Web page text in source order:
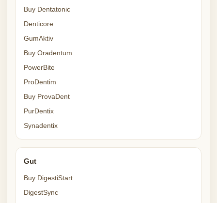
Buy Dentatonic
Denticore
GumAktiv
Buy Oradentum
PowerBite
ProDentim
Buy ProvaDent
PurDentix
Synadentix
Gut
Buy DigestiStart
DigestSync